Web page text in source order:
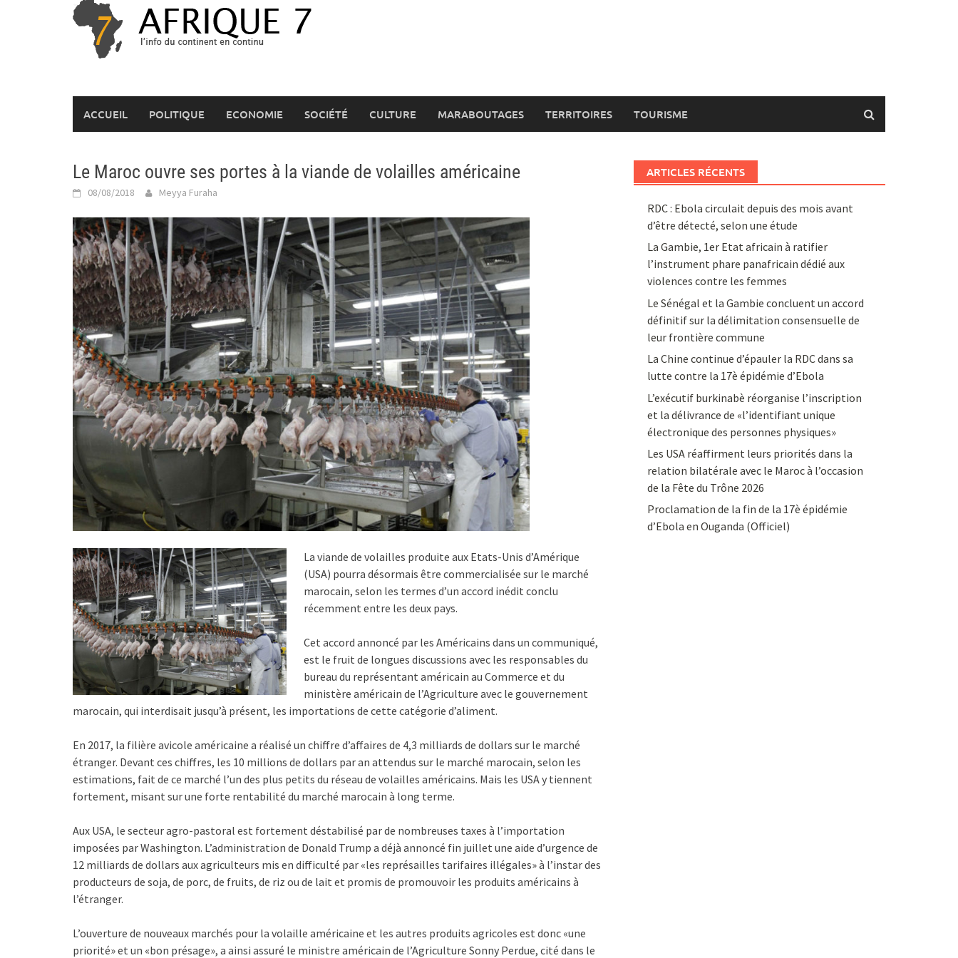
ACCUEIL POLITIQUE ECONOMIE SOCIÉTÉ CULTURE MARABOUTAGES TERRITOIRES TOURISME
Le Maroc ouvre ses portes à la viande de volailles américaine
08/08/2018 Meyya Furaha
La viande de volailles produite aux Etats-Unis d’Amérique
(USA) pourra désormais être commercialisée sur le marché
marocain, selon les termes d’un accord inédit conclu
récemment entre les deux pays.
Cet accord annoncé par les Américains dans un communiqué,
est le fruit de longues discussions avec les responsables du
bureau du représentant américain au Commerce et du
ministère américain de l’Agriculture avec le gouvernement
marocain, qui interdisait jusqu’à présent, les importations de cette catégorie d’aliment.
En 2017, la filière avicole américaine a réalisé un chiffre d’affaires de 4,3 milliards de dollars sur le marché
étranger. Devant ces chiffres, les 10 millions de dollars par an attendus sur le marché marocain, selon les
estimations, fait de ce marché l’un des plus petits du réseau de volailles américains. Mais les USA y tiennent
fortement, misant sur une forte rentabilité du marché marocain à long terme.
Aux USA, le secteur agro-pastoral est fortement déstabilisé par de nombreuses taxes à l’importation
imposées par Washington. L’administration de Donald Trump a déjà annoncé fin juillet une aide d’urgence de
12 milliards de dollars aux agriculteurs mis en difficulté par «les représailles tarifaires illégales» à l’instar des
producteurs de soja, de porc, de fruits, de riz ou de lait et promis de promouvoir les produits américains à
l’étranger.
L’ouverture de nouveaux marchés pour la volaille américaine et les autres produits agricoles est donc «une
priorité» et un «bon présage», a ainsi assuré le ministre américain de l’Agriculture Sonny Perdue, cité dans le
ARTICLES RÉCENTS
RDC : Ebola circulait depuis des mois avant
d’être détecté, selon une étude
La Gambie, 1er Etat africain à ratifier
l’instrument phare panafricain dédié aux
violences contre les femmes
Le Sénégal et la Gambie concluent un accord
définitif sur la délimitation consensuelle de
leur frontière commune
La Chine continue d’épauler la RDC dans sa
lutte contre la 17è épidémie d’Ebola
L’exécutif burkinabè réorganise l’inscription
et la délivrance de «l’identifiant unique
électronique des personnes physiques»
Les USA réaffirment leurs priorités dans la
relation bilatérale avec le Maroc à l’occasion
de la Fête du Trône 2026
Proclamation de la fin de la 17è épidémie
d’Ebola en Ouganda (Officiel)